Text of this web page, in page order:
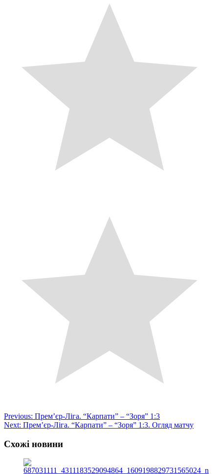
Post
navigation
Previous: Прем’єр-Ліга. “Карпати” – “Зоря” 1:3
Next: Прем’єр-Ліга. “Карпати” – “Зоря” 1:3. Огляд матчу
Схожі новини